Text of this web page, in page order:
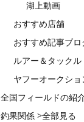
湖上動画
おすすめ店舗
おすすめ記事ブロ
ルアー＆タック
ヤフーオークショ
全国フィールドの紹
釣果関係 >全部見る